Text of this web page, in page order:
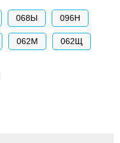
068Ы 096Н
062М 062Щ